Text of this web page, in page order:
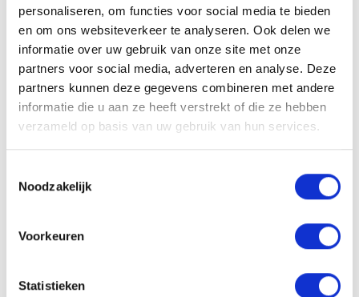
personaliseren, om functies voor social media te bieden
en om ons websiteverkeer te analyseren. Ook delen we
informatie over uw gebruik van onze site met onze
partners voor social media, adverteren en analyse. Deze
partners kunnen deze gegevens combineren met andere
informatie die u aan ze heeft verstrekt of die ze hebben
verzameld op basis van uw gebruik van hun services.
Noodzakelijk
Voorkeuren
Statistieken
De prijs die geldt is de prijs die werd aangeduid op de moment
van aankoop op de website. Wanneer er door onvoorziene
omstandigheden een goed niet meer verkregen kan worden,
kan de klant zonder bijkomende kosten ter waarde van het
zelfde bedrag andere producten kiezen. De prijzen van de
aangeboden producten worden al doende niet verhoogd,
noch verlaagd, behoudens prijswijzigingen als gevolg van
veranderingen in btw-tarieven.
In afwijking van het vorige lid kan de ondernemer producten
ondernemer geen invloed op heeft, met variabele prijzen
feit dat eventueel vermelde prijzen richtprijzen zijn, worden